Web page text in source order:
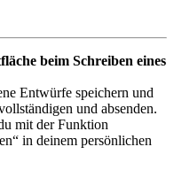
beim Schreiben eines
Entwürfe speichern und
und absenden.
mit der Funktion
in deinem persönlichen